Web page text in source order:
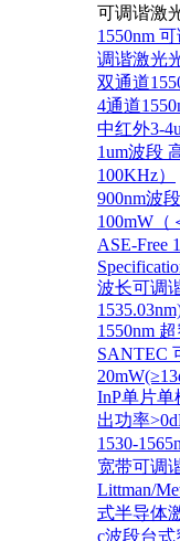
可调谐激
1550nm
调谐激光
双通道
4通道
中红外3-
1um波段
100KHz）
900nm波
100mW（
ASE-Free
波长可调
1550nm
SANTEC
InP单片单
出功率
1530-
宽带可调
Littman/
式半导体
c波段台式